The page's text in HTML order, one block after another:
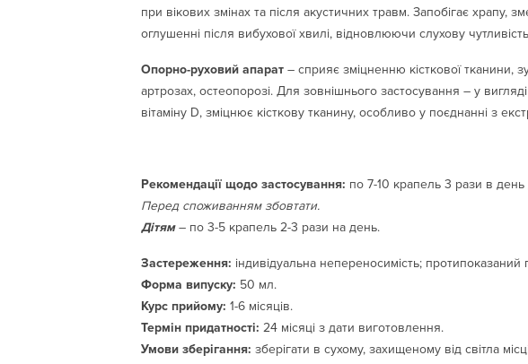
при вікових змінах та після акустичних травм. Запобігає
оглушенні після вибухової хвилі, відновлюючи слухову
Опорно-руховий апарат – сприяє зміцненню кісткової тканини,
артрозах, остеопорозі. Для зовнішнього застосування – у
вітаміну D, зміцнює кісткову тканину, особливо у поєднанні з
Рекомендації щодо застосування: по 7-10 крапель 3 рази в день
Перед споживанням збовтати.
Дітям– по 3-5 крапель 2-3 рази на день.
Застереження: індивідуальна непереносимість;
Форма випуску: 50 мл.
Курс прийому: 1-6 місяців.
Термін придатності: 24 місяці з дати виготовлення.
Умови зберігання: зберігати в сухому, захищеному від світла